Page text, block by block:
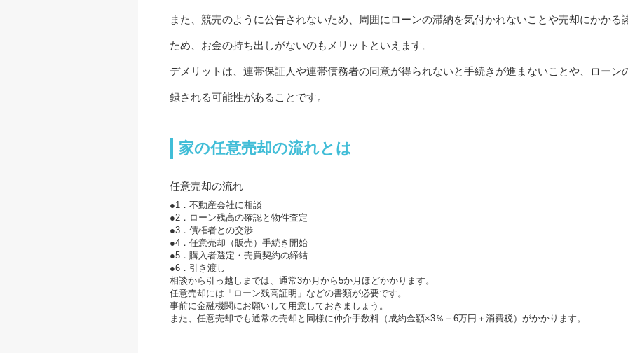
また、競売のように公告されないため、周囲にローンの滞納を気付かれないことや売却にかかる
ため、お金の持ち出しがないのもメリットといえます。
デメリットは、連帯保証人や連帯債務者の同意が得られないと手続きが進まないことや、ローン
録される可能性があることです。
家の任意売却の流れとは
任意売却の流れ
●1．不動産会社に相談
●2．ローン残高の確認と物件査定
●3．債権者との交渉
●4．任意売却（販売）手続き開始
●5．購入者選定・売買契約の締結
●6．引き渡し
相談から引っ越しまでは、通常3か月から5か月ほどかかります。
任意売却には「ローン残高証明」などの書類が必要です。
事前に金融機関にお願いして用意しておきましょう。
また、任意売却でも通常の売却と同様に仲介手数料（成約金額×3％＋6万円＋消費税）がかかります。